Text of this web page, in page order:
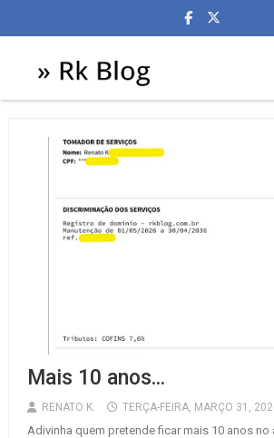
Mais 10 anos...
RENATO K. TERÇA-FEIRA, MARÇO 31,
Adivinha quem pretende ficar mais 10 anos no